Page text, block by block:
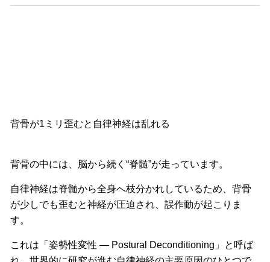
背骨が1ミリ歪むと自律神経は乱れる
背骨の中には、脳から続く“脊髄”が走っています。
自律神経は脊髄から全身へ枝分かれしているため、 背骨
が少しでも歪むと神経が圧迫され、誤作動が起こりま
す。
これは「姿勢性変性 — Postural Deconditioning」と呼ば